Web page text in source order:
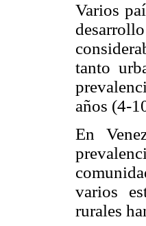
Varios
tanto
años (4-
En
varios
rurales